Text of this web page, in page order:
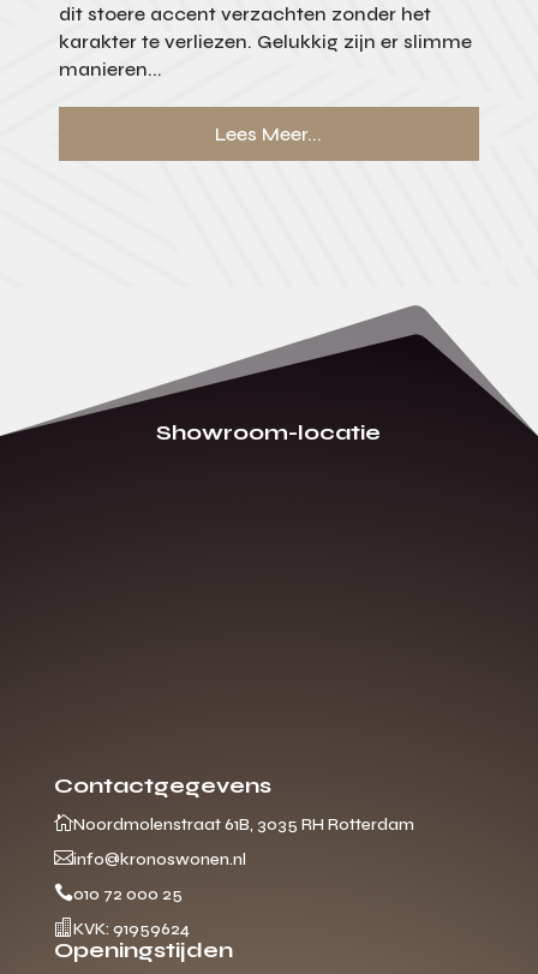
dit stoere accent verzachten zonder het
karakter te verliezen. Gelukkig zijn er slimme
manieren...
Lees Meer...
Showroom-locatie
Contactgegevens
Noordmolenstraat 61B, 3035 RH Rotterdam
info@kronoswonen.nl
010 72 000 25
 KVK: 91959624
Openingstijden